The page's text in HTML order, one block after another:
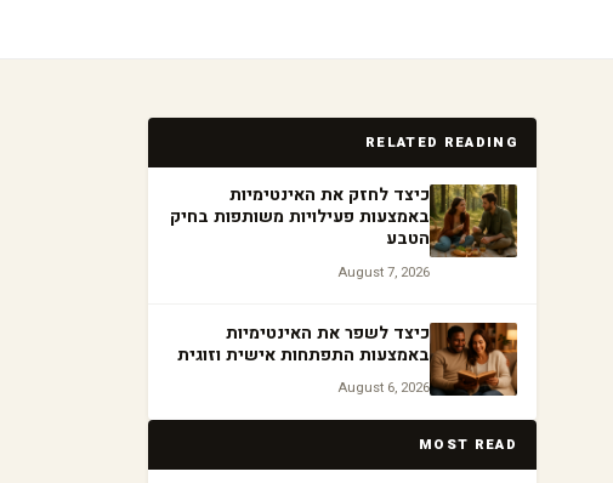
RELATED READING
כיצד לחזק את האינטימיות
באמצעות פעילויות משותפות בחיק
הטבע
August 7, 2026
כיצד לשפר את האינטימיות
באמצעות התפתחות אישית וזוגית
August 6, 2026
MOST READ